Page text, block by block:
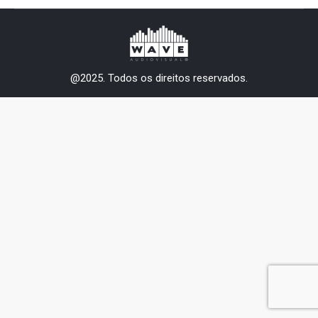
@2025. Todos os direitos reservados.